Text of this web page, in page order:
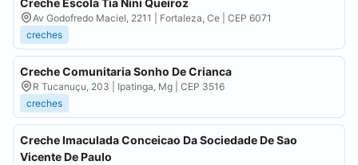
Creche Escola Tia Nini Queiroz
Av Godofredo Maciel, 2211 | Fortaleza, Ce | CEP 6071
creches
Creche Comunitaria Sonho De Crianca
R Tucanuçu, 203 | Ipatinga, Mg | CEP 3516
creches
Creche Imaculada Conceicao Da Sociedade De Sao
Vicente De Paulo